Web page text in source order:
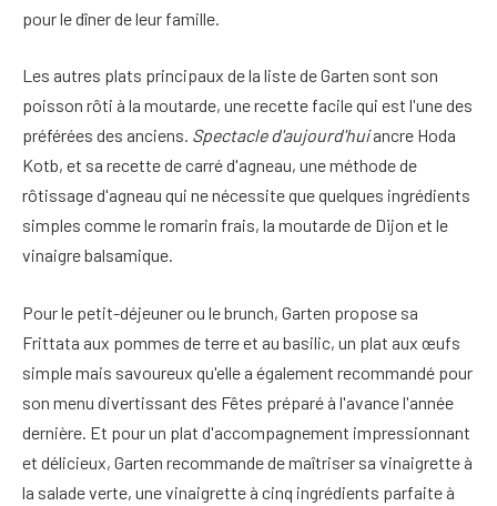
pour le dîner de leur famille.
Les autres plats principaux de la liste de Garten sont son
poisson rôti à la moutarde, une recette facile qui est l'une des
préférées des anciens. Spectacle d'aujourd'huiancre Hoda
Kotb, et sa recette de carré d'agneau, une méthode de
rôtissage d'agneau qui ne nécessite que quelques ingrédients
simples comme le romarin frais, la moutarde de Dijon et le
vinaigre balsamique.
Pour le petit-déjeuner ou le brunch, Garten propose sa
Frittata aux pommes de terre et au basilic, un plat aux œufs
simple mais savoureux qu'elle a également recommandé pour
son menu divertissant des Fêtes préparé à l'avance l'année
dernière. Et pour un plat d'accompagnement impressionnant
et délicieux, Garten recommande de maîtriser sa vinaigrette à
la salade verte, une vinaigrette à cinq ingrédients parfaite à